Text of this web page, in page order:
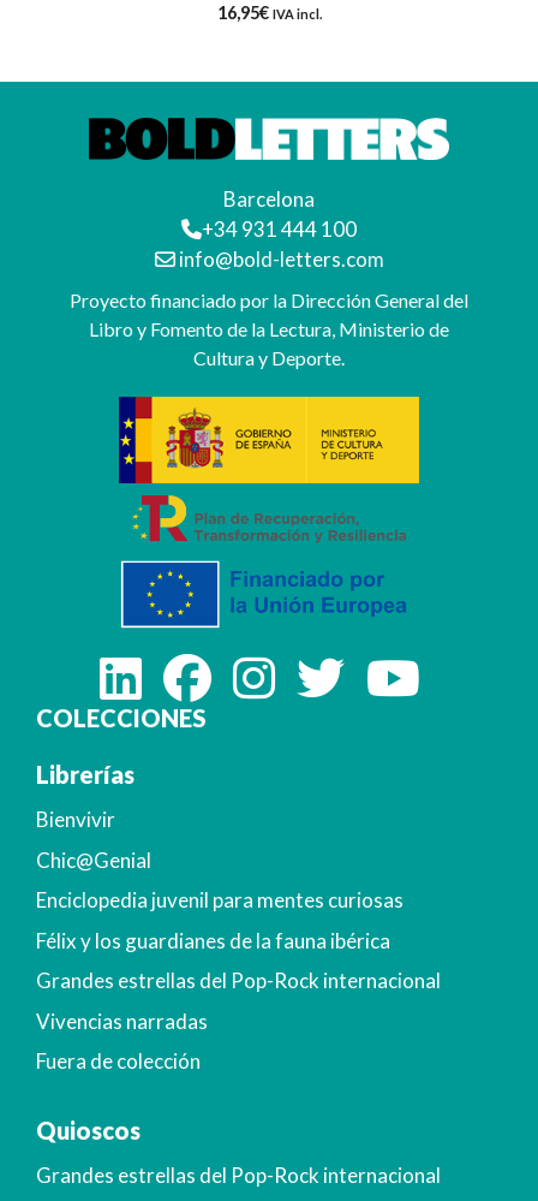
16,95€ IVA incl.
Barcelona
+34 931 444 100
info@bold-letters.com
Proyecto financiado por la Dirección General del
Libro y Fomento de la Lectura, Ministerio de
Cultura y Deporte.
COLECCIONES
Librerías
Bienvivir
Chic@Genial
Enciclopedia juvenil para mentes curiosas
Félix y los guardianes de la fauna ibérica
Grandes estrellas del Pop-Rock internacional
Vivencias narradas
Fuera de colección
Quioscos
Grandes estrellas del Pop-Rock internacional